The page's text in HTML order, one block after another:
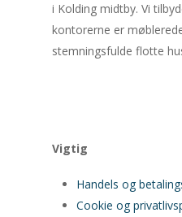
i Kolding midtby. Vi
kontorerne er
stemningsfulde flotte
Vigtig
Handels og
Cookie og